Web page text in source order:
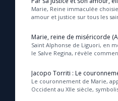
saints (Marthe)
Marie, Reine immaculée
amour et justice sur tous les
Marie, reine de miséricorde
Liguori)
Saint Alphonse de Liguori, en
le Salve Regina, révèle
la gloire royale et incarne la m...
Jacopo Torriti : Le
Marie (1295)
Le couronnement de Marie,
Occident au XIIe siècle,